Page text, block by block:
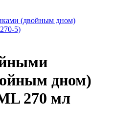
(двойным дном)
5)
дном)
270 мл